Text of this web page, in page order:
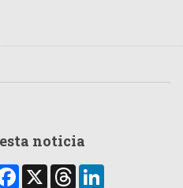
noticia
Facebook
X Threads